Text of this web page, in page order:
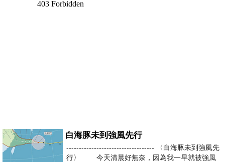
白海豚未到強風先行
----------------------------------- 〈白海豚未到強風先
行〉 今天清晨好無奈，因為我一早就被強風